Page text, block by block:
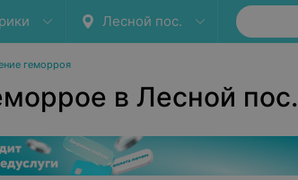
Лесной пос.
геморроя
в Лесной пос.